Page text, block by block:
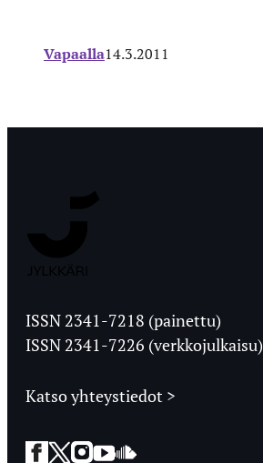
Vapaalla14.3.2011
Ylioppilaslehti
ISSN 2341-7218 (painettu)
ISSN 2341-7226 (verkkojulkaisu)
Katso yhteystiedot >
Facebook
Twitter
Instagram
YouTube
SoundCloud